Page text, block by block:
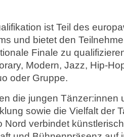
ist Teil des
und bietet den
Finale zu
Modern, Jazz, Hip-
oder Gruppe.
die jungen Tänzer:innen
sowie die Vielfalt der
Nord verbindet